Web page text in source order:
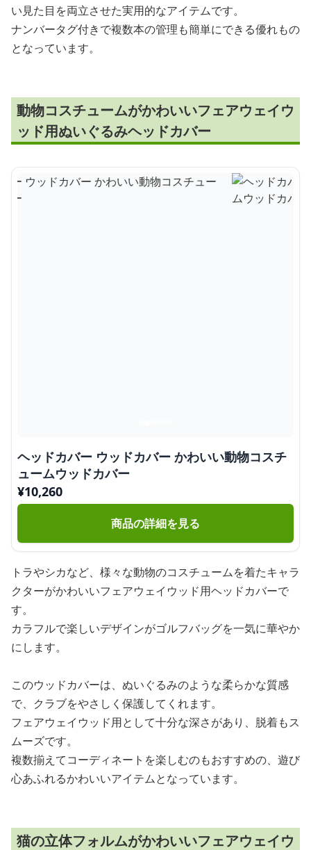
い見た目を両立させた実用的なアイテムです。
ナンバータグ付きで複数本の管理も簡単にできる優れもの
となっています。
動物コスチュームがかわいいフェアウェイウ
ッド用ぬいぐるみヘッドカバー
ヘッドカバー ウッドカバー かわいい動物コスチ
ュームウッドカバー
¥10,260
商品の詳細を見る
トラやシカなど、様々な動物のコスチュームを着たキャラ
クターがかわいいフェアウェイウッド用ヘッドカバーで
す。
カラフルで楽しいデザインがゴルフバッグを一気に華やか
にします。
このウッドカバーは、ぬいぐるみのような柔らかな質感
で、クラブをやさしく保護してくれます。
フェアウェイウッド用として十分な深さがあり、脱着もス
ムーズです。
複数揃えてコーディネートを楽しむのもおすすめの、遊び
心あふれるかわいいアイテムとなっています。
猫の立体フォルムがかわいいフェアウェイウ